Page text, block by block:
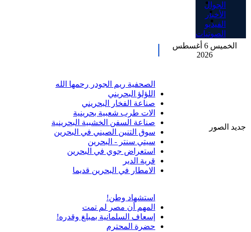
الجوال
الأخبار
الفيديو
الصوتيات
الخميس 6 أغسطس
2026
جديد الصور
الصحفية ريم الجودر رحمها الله
اللؤلؤ البحريني
صناعة الفخار البحريني
الات طرب شعبية بحرينية
صناعة السفن الخشبية البحرينية
سوق التنين الصيني في البحرين
سيتي سنتر - البحرين
استعراض جوي في البحرين
قرية الدير
الامطار في البحرين قديما
استشهاد وطن!
المهم أن مصر لم تمت
إسعاف السلمانية بمبلغ وقدره!
حضرة المحترم